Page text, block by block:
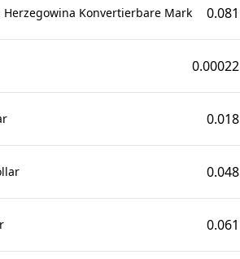
Herzegowina Konvertierbare Mark 0.081
0.00022
0.018
0.048
0.061